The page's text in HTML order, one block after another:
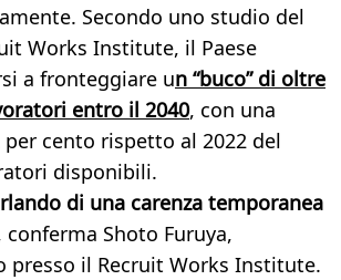
Secondo uno studio del
Works Institute, il Paese
a fronteggiare un “buco” di oltre
entro il 2040, con una
cento rispetto al 2022 del
disponibili.
di una carenza temporanea
conferma Shoto Furuya,
presso il Recruit Works Institute.